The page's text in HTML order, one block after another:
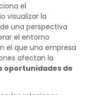
el
visualizar la
una perspectiva
el entorno
el que una empresa
afectan la
oportunidades de